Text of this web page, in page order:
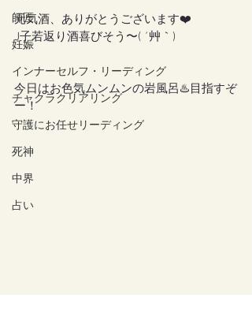
師匠
妊娠
インナーセルフ・リーディング
チャクラクリアリング
守護にお任せリーディング
死神
中界
占い
元気酒、ありがとうございます❤️
J子若返り酒喜びそう〜( ´艸｀)
今日はお色気ムンムンの岩風呂♨️目指すぞ
ー！